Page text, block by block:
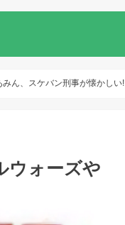
ん、スケバン刑事が懐かしい!
ウォーズや